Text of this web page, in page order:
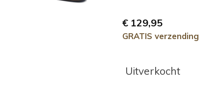
€ 129,95
GRATIS verzending
Uitverkocht